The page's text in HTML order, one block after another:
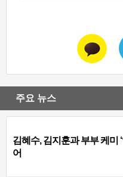
주요 뉴스
김혜수, 김지훈과 부부 케미
어